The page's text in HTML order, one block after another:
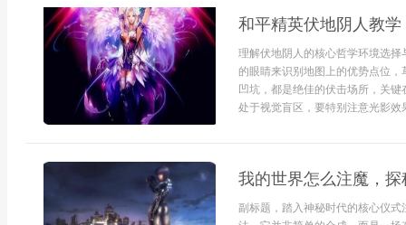
和平精英伏地阴人教
理解伏地阴人的核心哲学环境选
的眼睛来识别地图上的优势点位
凹坑，都是绝佳的伏击场所，关
处于视觉盲区，要特别注意光影
我的世界怎么注魔，
副标题，踏入神秘时代的核心仪